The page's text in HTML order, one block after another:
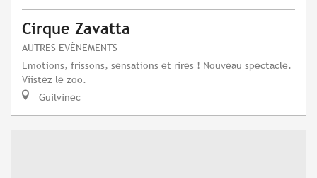
Cirque Zavatta
AUTRES EVÈNEMENTS
Emotions, frissons, sensations et rires ! Nouveau spectacle.
Viistez le zoo.
Guilvinec